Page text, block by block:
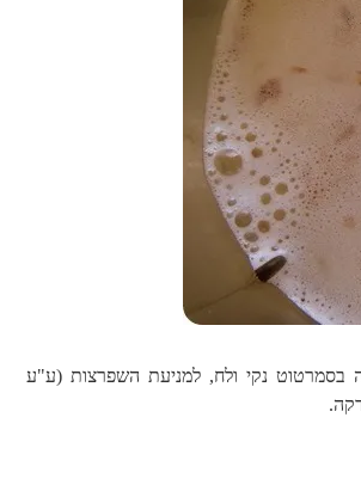
נקי ולח, למניעת השפרצות (ע"ע